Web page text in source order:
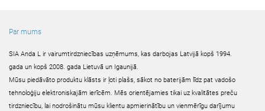
Par mums
SIA Anda L ir vairumtirdzniecības uzņēmums, kas darbojas Latvijā kopš 1994.
gada un kopš 2008. gada Lietuvā un Igaunijā.
Mūsu piedāvāto produktu klāsts ir ļoti plašs, sākot no baterijām līdz pat vadošo
tehnoloģiju elektroniskajām ierīcēm. Mēs orientējamies tikai uz kvalitātes preču
tirdzniecību, lai nodrošinātu mūsu klientu apmierinātību un vienmērīgu darījumu